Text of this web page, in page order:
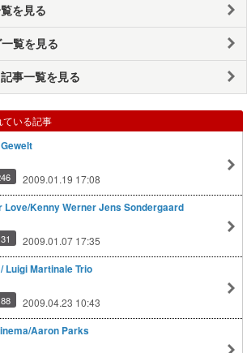
を見る
覧を見る
事一覧を見る
ている記事
2009.01.19 17:08
Love/Kenny Werner Jens Sondergaard
2009.01.07 17:35
Luigi Martinale Trio
2009.04.23 10:43
Aaron Parks